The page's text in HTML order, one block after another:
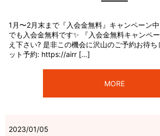
1月〜2月末まで『入会金無料』キャンペーン
でも入会金無料です✨ 『入会金無料キャンペ
え下さい? 是非この機会に沢山のご予約お待
ット予約: https://airr […]
MORE
2023/01/05